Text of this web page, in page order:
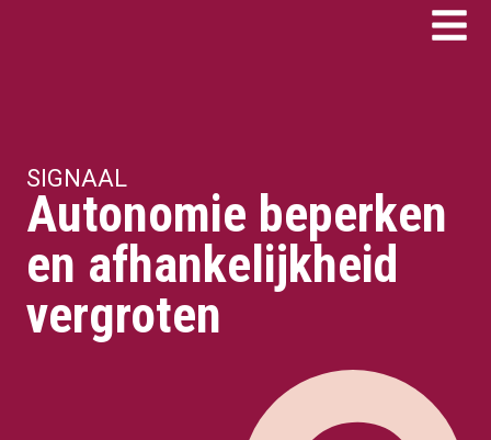
SIGNAAL
Autonomie beperken
en afhankelijkheid
vergroten